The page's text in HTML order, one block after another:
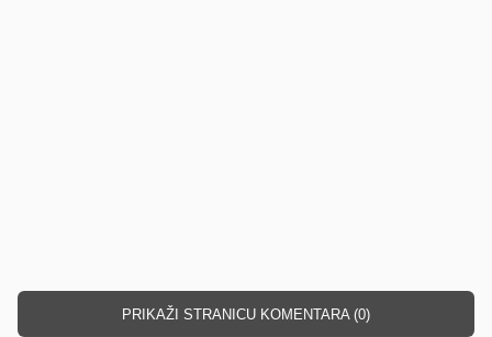
PRIKAŽI STRANICU KOMENTARA (0)